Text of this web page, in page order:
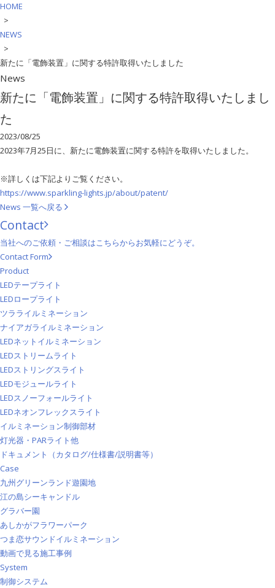
HOME
>
NEWS
>
新たに「電飾装置」に関する特許取得いたしました
News
新たに「電飾装置」に関する特許取得いたしまし
た
2023/08/25
2023年7月25日に、新たに電飾装置に関する特許を取得いたしました。
※詳しくは下記よりご覧ください。
https://www.sparkling-lights.jp/about/patent/
News 一覧へ戻る
Contact
当社へのご依頼・ご相談はこちらからお気軽にどうぞ。
Contact Form
Product
LEDテープライト
LEDロープライト
ツラライルミネーション
ナイアガライルミネーション
LEDネットイルミネーション
LEDストリームライト
LEDストリングスライト
LEDモジュールライト
LEDスノーフォールライト
LEDネオンフレックスライト
イルミネーション制御部材
灯光器・PARライト他
ドキュメント（カタログ/仕様書/説明書等）
Case
九州グリーンランド遊園地
江の島シーキャンドル
グラバー園
あしかがフラワーパーク
つま恋サウンドイルミネーション
動画で見る施工事例
System
制御システム